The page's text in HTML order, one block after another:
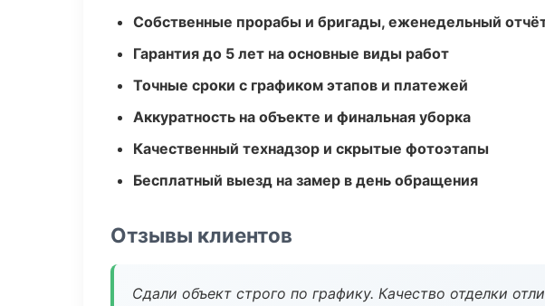
Собственные прорабы и бригады, еженедельный
Гарантия до 5 лет на основные виды работ
Точные сроки с графиком этапов и платежей
Аккуратность на объекте и финальная уборка
Качественный технадзор и скрытые фотоэтапы
Бесплатный выезд на замер в день обращения
Отзывы клиентов
Сдали объект строго по графику. Качество отделки